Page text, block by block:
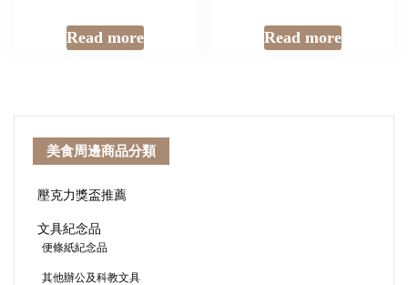
Read more Read more
美食周邊商品分類
壓克力獎盃推薦
文具紀念品
便條紙紀念品
其他辦公及科教文具